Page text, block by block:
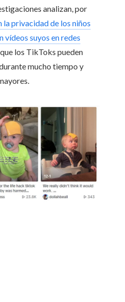
analizan, por
la privacidad de los niños
vídeos suyos en redes
los TikToks pueden
mucho tiempo y